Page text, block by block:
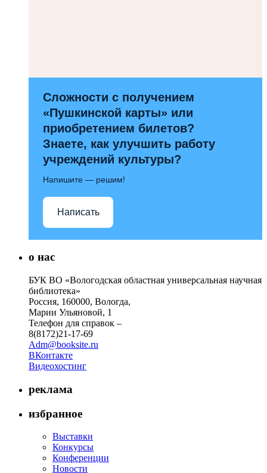
Сложности с получением
«Пушкинской карты» или
приобретением билетов?
Знаете, как улучшить работу
учреждений культуры?
Напишите — решим!
Написать
о нас
БУК ВО «Вологодская областная универсальная научная
библиотека»
Россия, 160000, Вологда,
Марии Ульяновой, 1
Телефон для справок –
8(8172)21-17-69
Adm@booksite.ru
ВКонтакте
Видеохостинг
реклама
избранное
Выставки
Конкурсы
Конференции
Новости